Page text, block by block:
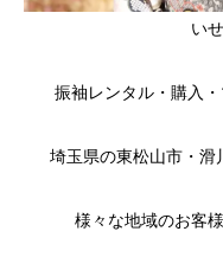
い
振袖レンタル・購入
埼玉県の東松山市・
様々な地域のお客